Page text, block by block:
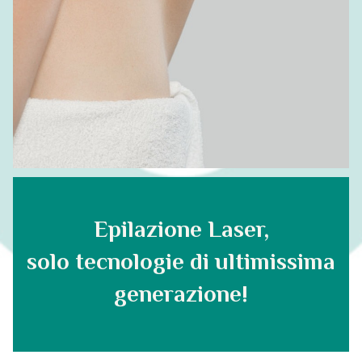
Epilazione Laser,
solo tecnologie di ultimissima
generazione!